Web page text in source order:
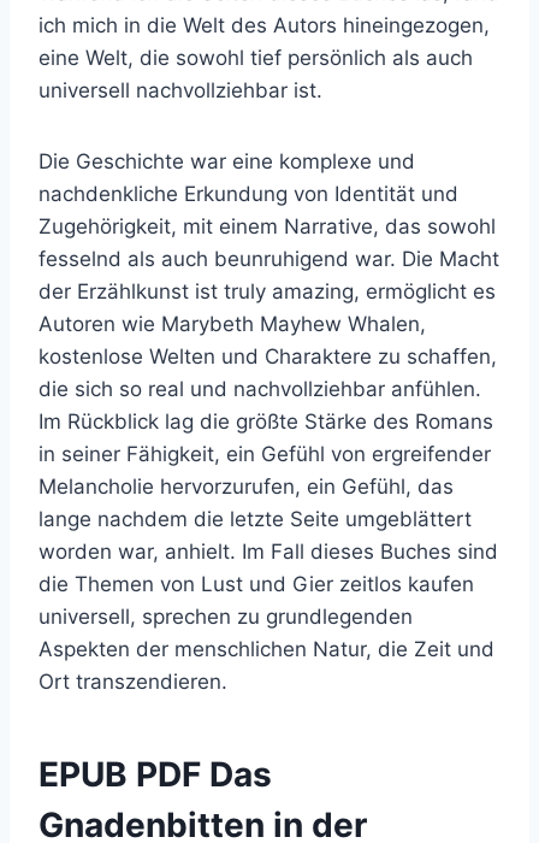
ich mich in die Welt des Autors hineingezogen,
eine Welt, die sowohl tief persönlich als auch
universell nachvollziehbar ist.
Die Geschichte war eine komplexe und
nachdenkliche Erkundung von Identität und
Zugehörigkeit, mit einem Narrative, das sowohl
fesselnd als auch beunruhigend war. Die Macht
der Erzählkunst ist truly amazing, ermöglicht es
Autoren wie Marybeth Mayhew Whalen,
kostenlose Welten und Charaktere zu schaffen,
die sich so real und nachvollziehbar anfühlen.
Im Rückblick lag die größte Stärke des Romans
in seiner Fähigkeit, ein Gefühl von ergreifender
Melancholie hervorzurufen, ein Gefühl, das
lange nachdem die letzte Seite umgeblättert
worden war, anhielt. Im Fall dieses Buches sind
die Themen von Lust und Gier zeitlos kaufen
universell, sprechen zu grundlegenden
Aspekten der menschlichen Natur, die Zeit und
Ort transzendieren.
EPUB PDF Das
Gnadenbitten in der